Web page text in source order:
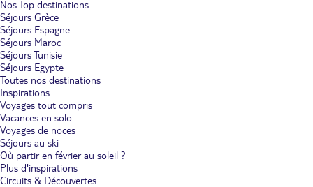
Nos Top destinations
Séjours Grèce
Séjours Espagne
Séjours Maroc
Séjours Tunisie
Séjours Egypte
Toutes nos destinations
Inspirations
Voyages tout compris
Vacances en solo
Voyages de noces
Séjours au ski
Où partir en février au soleil ?
Plus d'inspirations
Circuits & Découvertes